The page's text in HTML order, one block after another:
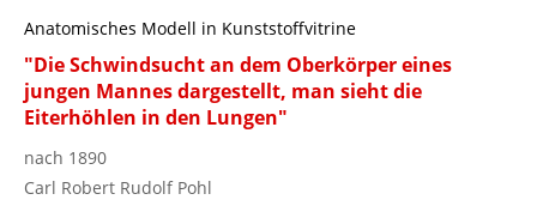
Anatomisches Modell in Kunststoffvitrine
"Die Schwindsucht an dem Oberkörper eines
jungen Mannes dargestellt, man sieht die
Eiterhöhlen in den Lungen"
nach 1890
Carl Robert Rudolf Pohl